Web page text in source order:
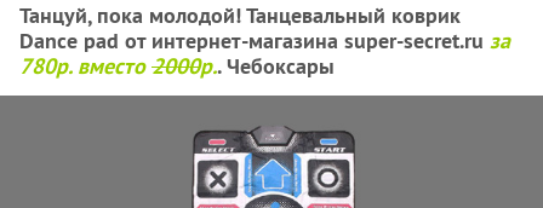
Танцуй, пока молодой! Танцевальный коврик
Dance pad от интернет-магазина super-secret.ru за
780р. вместо2000р.. Чебоксары